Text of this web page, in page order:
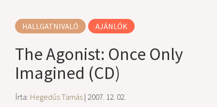
HALLGATNIVALÓ AJÁNLÓK
The Agonist: Once Only
Imagined (CD)
Írta: Hegedűs Tamás| 2007. 12. 02.